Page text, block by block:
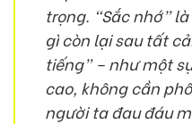
trọng. “Sắc nhớ”
gì còn lại sau tất
tiếng” – như một
cao, không cần
người ta đau đáu